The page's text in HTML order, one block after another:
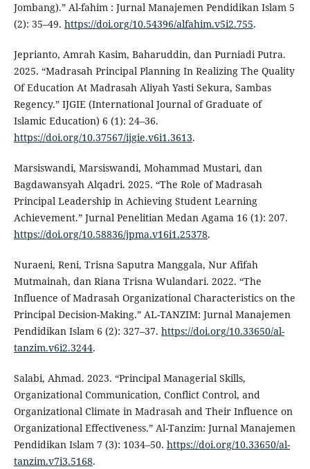
Jombang).” Al-fahim : Jurnal Manajemen Pendidikan Islam 5
(2): 35–49. https://doi.org/10.54396/alfahim.v5i2.755.
Jeprianto, Amrah Kasim, Baharuddin, dan Purniadi Putra.
2025. “Madrasah Principal Planning In Realizing The Quality
Of Education At Madrasah Aliyah Yasti Sekura, Sambas
Regency.” IJGIE (International Journal of Graduate of
Islamic Education) 6 (1): 24–36.
https://doi.org/10.37567/ijgie.v6i1.3613.
Marsiswandi, Marsiswandi, Mohammad Mustari, dan
Bagdawansyah Alqadri. 2025. “The Role of Madrasah
Principal Leadership in Achieving Student Learning
Achievement.” Jurnal Penelitian Medan Agama 16 (1): 207.
https://doi.org/10.58836/jpma.v16i1.25378.
Nuraeni, Reni, Trisna Saputra Manggala, Nur Afifah
Mutmainah, dan Riana Trisna Wulandari. 2022. “The
Influence of Madrasah Organizational Characteristics on the
Principal Decision-Making.” AL-TANZIM: Jurnal Manajemen
Pendidikan Islam 6 (2): 327–37. https://doi.org/10.33650/al-
tanzim.v6i2.3244.
Salabi, Ahmad. 2023. “Principal Managerial Skills,
Organizational Communication, Conflict Control, and
Organizational Climate in Madrasah and Their Influence on
Organizational Effectiveness.” Al-Tanzim: Jurnal Manajemen
Pendidikan Islam 7 (3): 1034–50. https://doi.org/10.33650/al-
tanzim.v7i3.5168.